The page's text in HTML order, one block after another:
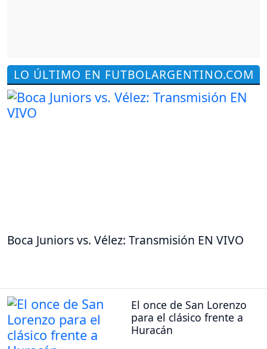
LO ÚLTIMO EN FUTBOLARGENTINO.COM
Boca Juniors vs. Vélez: Transmisión EN VIVO
El once de San Lorenzo
para el clásico frente a
Huracán